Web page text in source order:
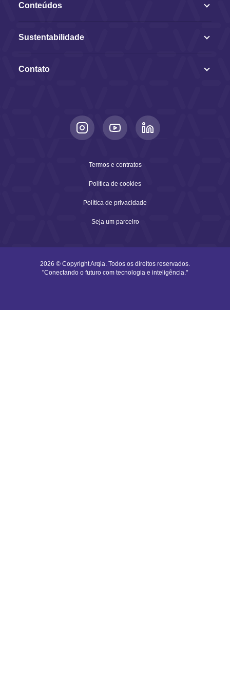
Conteúdos
Sustentabilidade
Contato
Termos e contratos
Política de cookies
Política de privacidade
Seja um parceiro
2026 © Copyright Arqia. Todos os direitos reservados.
"Conectando o futuro com tecnologia e inteligência."